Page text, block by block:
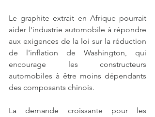
Le graphite extrait en Afrique pourrait
aider l'industrie automobile à répondre
aux exigences de la loi sur la réduction
de l'inflation de Washington, qui
encourage les constructeurs
automobiles à être moins dépendants
des composants chinois.
La demande croissante pour les